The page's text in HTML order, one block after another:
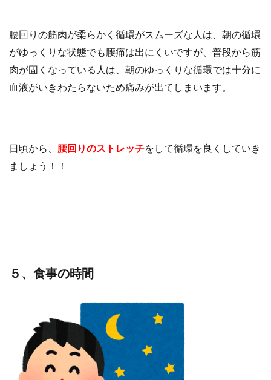
腰回りの筋肉が柔らかく循環がスムーズな人は、朝の循環
がゆっくりな状態でも腰痛は出にくいですが、普段から筋
肉が固くなっている人は、朝のゆっくりな循環では十分に
血液がいきわたらないため痛みが出てしまいます。
日頃から、 腰回りのストレッチをして循環を良くしていき
ましょう！！
５、食事の時間